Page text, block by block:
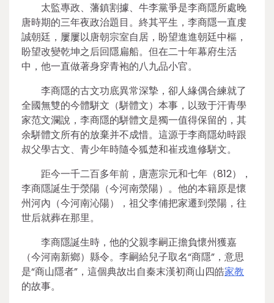
太監專政、藩鎮割據、牛李黨爭是李商隱所處晚
唐時期的三年夜政治題目。終其平生，李商隱一直虔
誠朝廷，屢屢以唐朝宗室自居，盼望進進朝廷中樞，
盼望改變乾坤之后回隱扁船。但在二十年幕府生活
中，他一直做著身穿青袍的八九品小官。
李商隱的古文功底異常深摯，卻人緣偶合練就了
全國無雙的今體駢文（駢體文）本事，以致于汗青學
家范文瀾說，李商隱的駢體文是獨一值得保留的，其
余駢體文所有的放棄并不成惜。這源于李商隱幼時跟
叔父學古文、青少年時隨令狐楚和崔戎進修駢文。
距今一千二百多年前，唐憲宗元和七年（812），
李商隱誕生于滎陽（今河南滎陽）。他的本籍原是懷
州河內（今河南沁陽），祖父李俌把家遷到滎陽，往
世后就葬在那里。
李商隱誕生時，他的父親李嗣正擔負懷州獲嘉
（今河南新鄉）縣令。李嗣給兒子取名“商隱”，意思
是“商山隱者”，這個典故出自秦末漢初商山四皓家教
的故事。